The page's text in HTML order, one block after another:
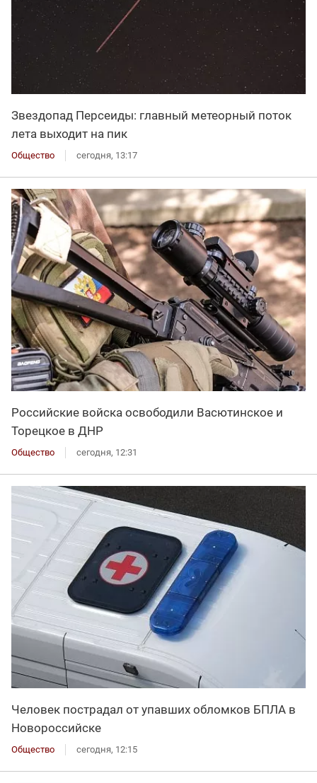
Звездопад Персеиды: главный метеорный поток
лета выходит на пик
Общество сегодня, 13:17
Российские войска освободили Васютинское и
Торецкое в ДНР
Общество сегодня, 12:31
Человек пострадал от упавших обломков БПЛА в
Новороссийске
Общество сегодня, 12:15